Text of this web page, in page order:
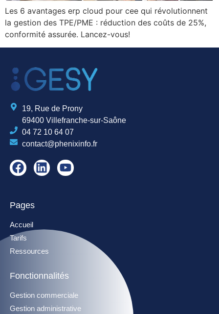
Les 6 avantages erp cloud pour cee qui révolutionnent
la gestion des TPE/PME : réduction des coûts de 25%,
conformité assurée. Lancez-vous!
19, Rue de Prony
69400 Villefranche-sur-Saône
04 72 10 64 07
contact@phenixinfo.fr
Pages
Accueil
Tarifs
Ressources
Fonctionnalités
Gestion commerciale
Gestion administrative